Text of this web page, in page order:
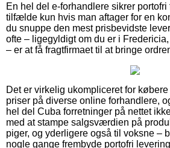
En hel del e-forhandlere sikrer
tilfælde kun hvis man aftager for en
du snuppe den mest prisbevidste
ofte – ligegyldigt om du er i
– er at få fragtfirmaet til at bringe
Det er virkelig ukompliceret for
priser på diverse online forhandlere,
hel del Cuba forretninger på nettet
med at stampe salgsværdien på
piger, og yderligere også til voksne –
nogle gange frembyde portofri